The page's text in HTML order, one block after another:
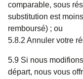
comparable, sous
substitution est
remboursé) ; ou
5.8.2 Annuler votre
5.9 Si nous
départ, nous vous